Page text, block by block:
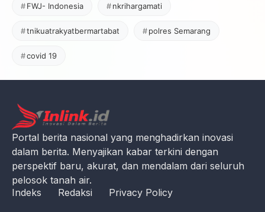
FWJ- Indonesia nkrihargamati
tnikuatrakyatbermartabat polres Semarang
covid 19
Portal berita nasional yang menghadirkan inovasi
dalam berita. Menyajikan kabar terkini dengan
perspektif baru, akurat, dan mendalam dari seluruh
pelosok tanah air.
Indeks
Redaksi Privacy Policy